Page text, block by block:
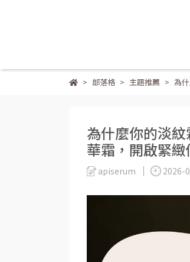
部落格 主題推薦 為
為什麼你的淡
華霜，開啟緊
apiserum 2026-